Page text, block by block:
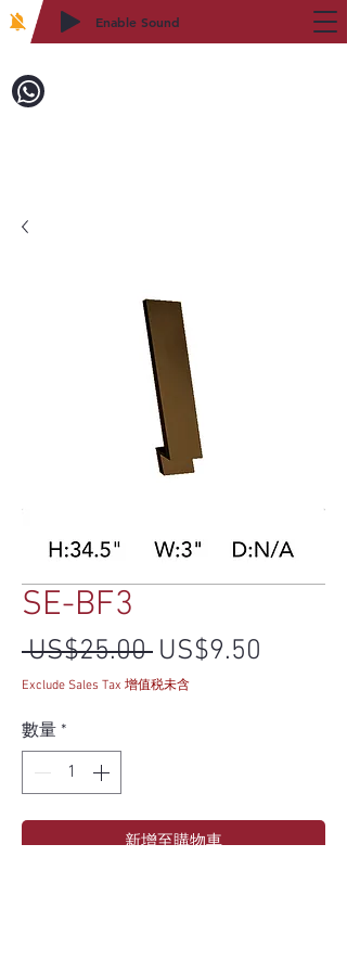
Enable Sound
SE-BF3
US$25.00 一般價格
US$9.50
Exclude Sales Tax 增值税未含
數量 *
新增至購物車